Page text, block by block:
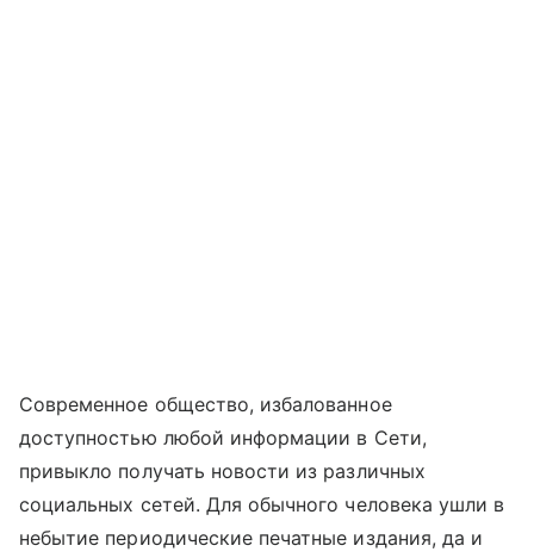
Современное общество, избалованное
доступностью любой информации в Сети,
привыкло получать новости из различных
социальных сетей. Для обычного человека ушли в
небытие периодические печатные издания, да и